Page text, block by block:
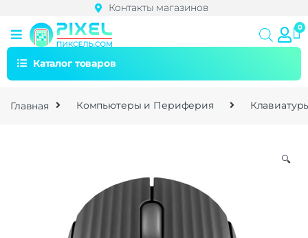
Контакты магазинов
Каталог товаров
Главная Компьютеры и Периферия
🔍